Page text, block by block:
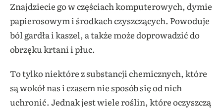
Znajdziecie go w częściach komputerowych, dymie
papierosowym i środkach czyszczących. Powoduje
ból gardła i kaszel, a także może doprowadzić do
obrzęku krtani i płuc.
To tylko niektóre z substancji chemicznych, które
są wokół nas i czasem nie sposób się od nich
uchronić. Jednak jest wiele roślin, które oczyszczą